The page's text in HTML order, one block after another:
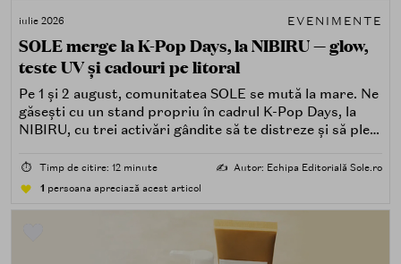
iulie 2026 EVENIMENTE
SOLE merge la K-Pop Days, la NIBIRU — glow,
teste UV și cadouri pe litoral
Pe 1 și 2 august, comunitatea SOLE se mută la mare. Ne
găsești cu un stand propriu în cadrul K-Pop Days, la
NIBIRU, cu trei activări gândite să te distreze și să pleci
⏱️ Timp de citire: 12 minute ✍️ Autor: Echipa Editorială Sole.ro
1 persoana apreciază acest articol